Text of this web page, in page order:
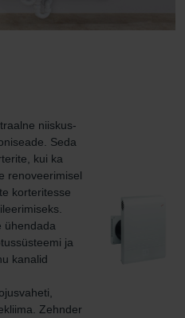
niiskus-
Seda
kui ka
renoveerimisel
korteritesse
ühendada
ja
kanalid
Zehnder